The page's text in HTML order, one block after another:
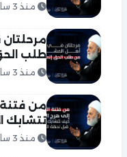
منذ 3 ساعة
طلب
منذ 3 ساعة
من فتنة
تتشابك
منذ 3 ساعة